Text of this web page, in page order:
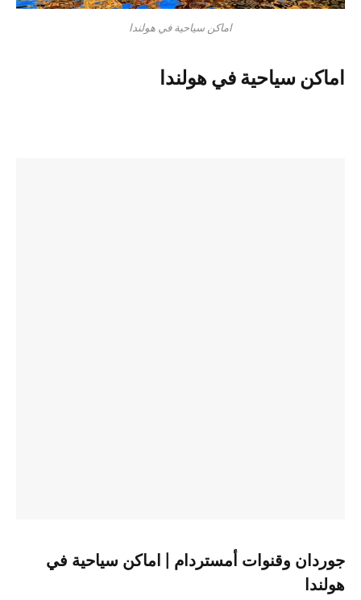
اماكن سياحية في هولندا
اماكن سياحية في هولندا
جوردان وقنوات أمستردام | اماكن سياحية في
هولندا